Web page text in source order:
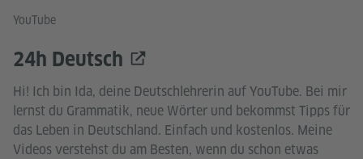
YouTube
24h Deutsch
Hi! Ich bin Ida, deine Deutschlehrerin auf YouTube. Bei mir
lernst du Grammatik, neue Wörter und bekommst Tipps für
das Leben in Deutschland. Einfach und kostenlos. Meine
Videos verstehst du am Besten, wenn du schon etwas